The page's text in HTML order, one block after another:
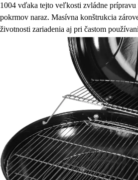
1004 vďaka tejto veľkosti zvládne prípravu
pokrmov naraz. Masívna konštrukcia
životnosti zariadenia aj pri častom